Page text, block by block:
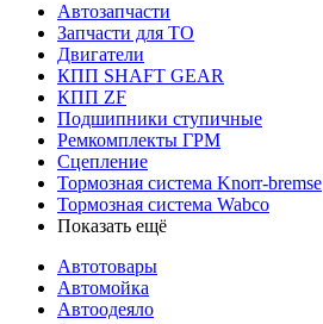
Автозапчасти
Запчасти для ТО
Двигатели
КПП SHAFT GEAR
КПП ZF
Подшипники ступичные
Ремкомплекты ГРМ
Сцепление
Тормозная система Knorr-bremse
Тормозная система Wabco
Показать ещё
Автотовары
Автомойка
Автоодеяло